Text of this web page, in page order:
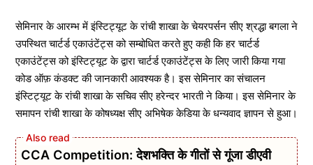
सेमिनार के आरम्भ में इंस्टिट्यूट के रांची शाखा के चेयरपर्सन सीए श्रद्धा बगला ने
उपस्थित चार्टर्ड एकाउंटेंट्स को सम्बोधित करते हुए कही कि हर चार्टर्ड
एकाउंटेंट्स को इंस्टिट्यूट के द्वारा चार्टर्ड एकाउंटेंट्स के लिए जारी किया गया
कोड ऑफ़ कंडक्ट की जानकारी आवश्यक है। इस सेमिनार का संचालन
इंस्टिट्यूट के रांची शाखा के सचिव सीए हरेन्दर भारती ने किया। इस सेमिनार के
समापन रांची शाखा के कोषध्यक्ष सीए अभिषेक केडिया के धन्यवाद ज्ञापन से हुआ।
CCA Competition: देशभक्ति के गीतों से गूंजा डीएवी